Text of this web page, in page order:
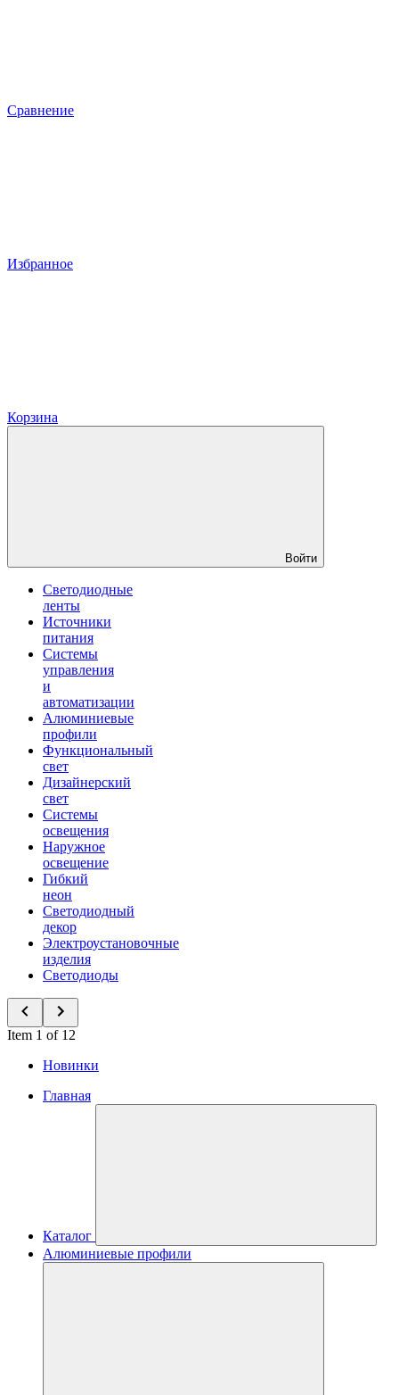
Сравнение
Избранное
Корзина
Войти
Светодиодные
ленты
Источники
питания
Системы
управления
и
автоматизации
Алюминиевые
профили
Функциональный
свет
Дизайнерский
свет
Системы
освещения
Наружное
освещение
Гибкий
неон
Светодиодный
декор
Электроустановочные
изделия
Светодиоды
Item 1 of 12
Новинки
Главная
Каталог
Алюминиевые профили